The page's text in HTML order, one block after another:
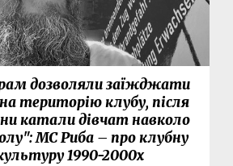
дозволяли заїжджати
територію клубу, після
катали дівчат навколо
МС Риба – про клубну
1990-2000х